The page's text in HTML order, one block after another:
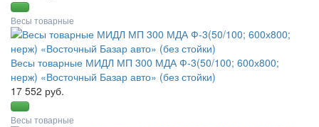
Весы товарные
Весы товарные МИДЛ МП 300 МДА Ф-3(50/100; 600х800;
нерж) «Восточный Базар авто» (без стойки)
17 552 руб.
Весы товарные